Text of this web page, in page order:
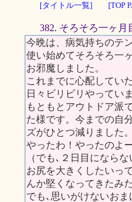
[タイトル一覧] [TOP
382. そろそろ一ヶ月
今晩は、病気持ちのテ
使い始めてそろそろ一
お邪魔しました。
これまでに心配してい
日々ビリビリやってい
もともとアウトドア派
た様です。今までの自
ズがひとつ減りました
やったわ！やったのよー
（でも､２日目になら
お尻を大きくしたいっ
んか堅くなってきたみ
でも､思いがけないお